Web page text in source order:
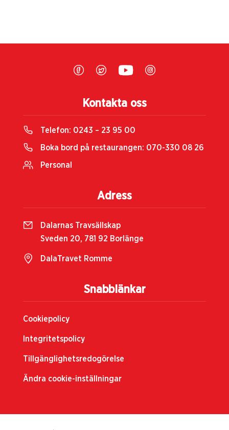
Snabblänkar
Cookiepolicy
Integritetspolicy
Tillgänglighetsredogörelse
Ändra cookie-inställningar
Kontakta oss
Telefon: 0243 – 23 95 00
Boka bord på restaurangen: 070-330 08 26
Personal
Adress
Dalarnas Travsällskap
Sveden 20, 781 92 Borlänge
DalaTravet Romme